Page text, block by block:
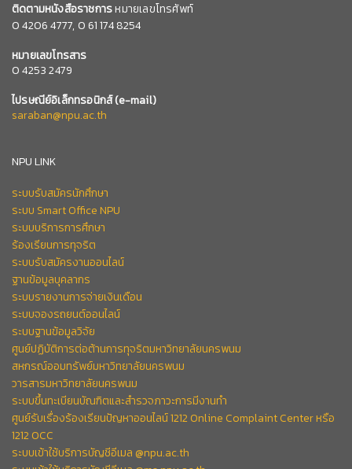
ติดตามหนังสือราชการหมายเลขโทรศัพท์
04206 4777, 0 61 174 8254
หมายเลขโทรสาร
0 4253 2479
ไปรษณีย์อิเล็กทรอนิกส์(e-mail)
saraban@npu.ac.th
NPU LINK
ระบบรับสมัครนักศึกษา
ระบบ Smart Office NPU
ระบบบริการการศึกษา
ร้องเรียนการทุจริต
ระบบรับสมัครงานออนไลน์
ฐานข้อมูลบุคลากร
ระบบรายงานการจ่ายเงินเดือน
ระบบจองรถยนต์ออนไลน์
ระบบฐานข้อมูลวิจัย
ศูนย์ปฏิบัติการต่อต้านการทุจริตมหาวิทยาลัยนครพนม
สหกรณ์ออมทรัพย์มหาวิทยาลัยนครพนม
วารสารมหาวิทยาลัยนครพนม
ระบบขึ้นทะเบียนบัณฑิตและสำรวจภาวะการมีงานทำ
ศูนย์รับเรื่องร้องเรียนปัญหาออนไลน์ 1212 Online Complaint Center หรือ
1212 OCC
ระบบเข้าใช้บริการบัญชีอีเมล @npu.ac.th